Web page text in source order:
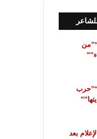
1481.. “”من
1480.. “”حرب
1479 “الإعلام بعد